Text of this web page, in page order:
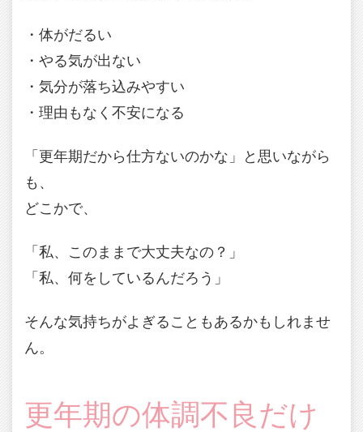
・体がだるい
・やる気が出ない
・気分が落ち込みやすい
・理由もなく不安になる
「更年期だから仕方ないのかな」と思いながら
も、
どこかで、
「私、このままで大丈夫なの？」
「私、何をしているんだろう」
そんな気持ちがよぎることもあるかもしれませ
ん。
更年期の体調不良だけ